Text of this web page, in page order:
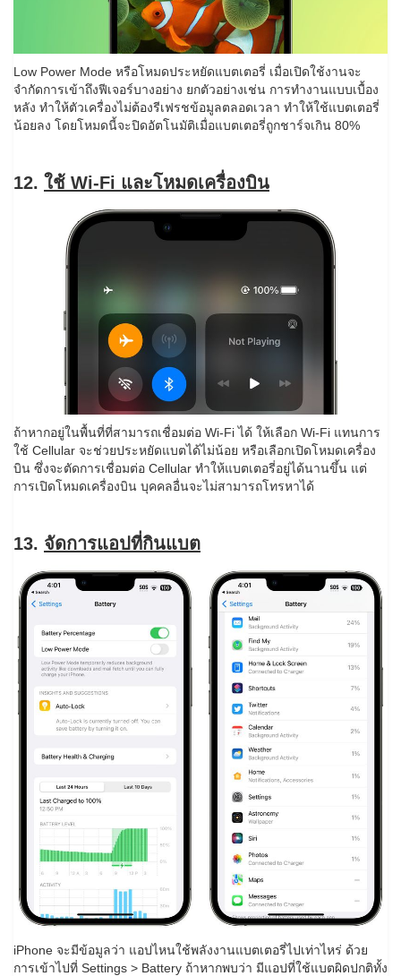
Low Power Mode หรือโหมดประหยัดแบตเตอรี่ เมื่อเปิดใช้งานจะ
จำกัดการเข้าถึงฟีเจอร์บางอย่าง ยกตัวอย่างเช่น การทำงานแบบเบื้อง
หลัง ทำให้ตัวเครื่องไม่ต้องรีเฟรชข้อมูลตลอดเวลา ทำให้ใช้แบตเตอรี่
น้อยลง โดยโหมดนี้จะปิดอัตโนมัติเมื่อแบตเตอรี่ถูกชาร์จเกิน 80%
12. ใช้ Wi-Fi และโหมดเครื่องบิน
ถ้าหากอยู่ในพื้นที่ที่สามารถเชื่อมต่อ Wi-Fi ได้ ให้เลือก Wi-Fi แทนการ
ใช้ Cellular จะช่วยประหยัดแบตได้ไม่น้อย หรือเลือกเปิดโหมดเครื่อง
บิน ซึ่งจะตัดการเชื่อมต่อ Cellular ทำให้แบตเตอรี่อยู่ได้นานขึ้น แต่
การเปิดโหมดเครื่องบิน บุคคลอื่นจะไม่สามารถโทรหาได้
13. จัดการแอปที่กินแบต
iPhone จะมีข้อมูลว่า แอปไหนใช้พลังงานแบตเตอรี่ไปเท่าไหร่ ด้วย
การเข้าไปที่ Settings > Battery ถ้าหากพบว่า มีแอปที่ใช้แบตผิดปกติทั้ง